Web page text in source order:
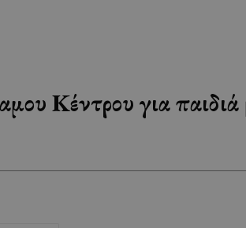
Κέντρου για παιδιά